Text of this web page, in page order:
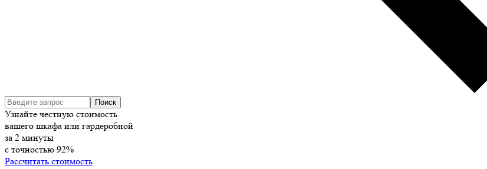
Узнайте честную стоимость
вашего шкафа или гардеробной
за 2 минуты
с точностью 92%
Рассчитать стоимость